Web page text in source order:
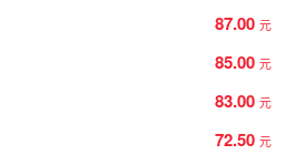
87.00 元
85.00 元
83.00 元
72.50 元